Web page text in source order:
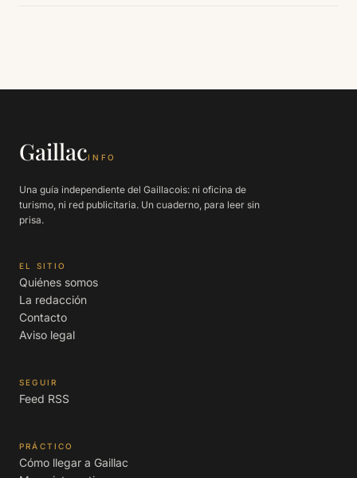
GaillacINFO
Una guía independiente del Gaillacois: ni oficina de
turismo, ni red publicitaria. Un cuaderno, para leer sin
prisa.
EL SITIO
Quiénes somos
La redacción
Contacto
Aviso legal
SEGUIR
Feed RSS
PRÁCTICO
Cómo llegar a Gaillac